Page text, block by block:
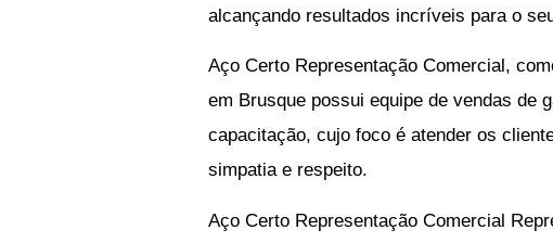
alcançando resultados incríveis para o
Aço Certo Representação Comercial,
em Brusque possui equipe de vendas de
capacitação, cujo foco é atender os
simpatia e respeito.
Aço Certo Representação Comercial